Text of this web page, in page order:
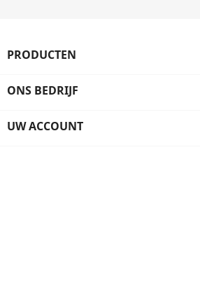
PRODUCTEN
ONS BEDRIJF
UW ACCOUNT